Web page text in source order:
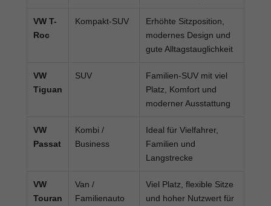
VW T-
Roc
Kompakt-SUV
Erhöhte Sitzposition,
modernes Design und
gute Alltagstauglichkeit
VW
Tiguan
SUV
Familien-SUV mit viel
Platz, Komfort und
moderner Ausstattung
VW
Passat
Kombi /
Business
Ideal für Vielfahrer,
Familien und
Langstrecke
VW
Touran
Van /
Familienauto
Viel Platz, flexible Sitze
und hoher Nutzwert für